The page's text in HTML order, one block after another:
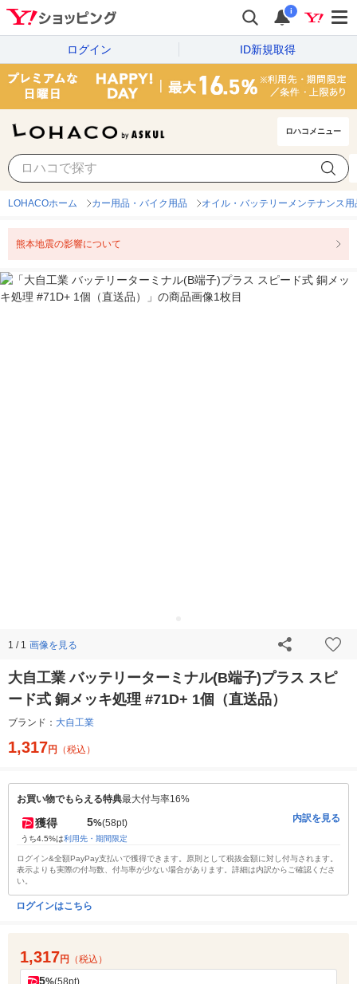
i
ログイン ID新規取得
ロハコメニュー
LOHACOホーム カー用品・バイク用品 オイル・バッテリーメンテナンス用
熊本地震の影響について
1 / 1 画像を見る
大自工業 バッテリーターミナル(B端子)プラス スピ
ード式 銅メッキ処理 #71D+ 1個（直送品）
ブランド： 大自工業
1,317円 （税込）
お買い物でもらえる特典最大付与率16%
獲得 5%(58pt)
うち4.5%は利用先・期間限定
内訳を見る
ログイン&全額PayPay支払いで獲得できます。原則として税抜金額に対し付与されます。
表示よりも実際の付与数、付与率が少ない場合があります。詳細は内訳からご確認くださ
い。
ログインはこちら
1,317円 （税込）
5